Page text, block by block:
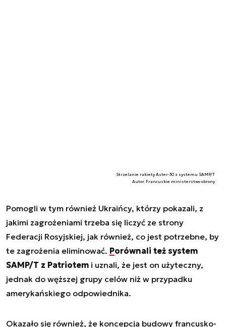
Strzelanie rakiety Aster-30 z systemu SAMP/T
Autor. Francuskie ministerstwo obrony
Pomogli w tym również Ukraińcy, którzy pokazali, z
jakimi zagrożeniami trzeba się liczyć ze strony
Federacji Rosyjskiej, jak również, co jest potrzebne, by
te zagrożenia eliminować. Porównali też system
SAMP/T z Patriotem i uznali, że jest on użyteczny,
jednak do węższej grupy celów niż w przypadku
amerykańskiego odpowiednika.
Okazało się również, że koncepcja budowy francusko-